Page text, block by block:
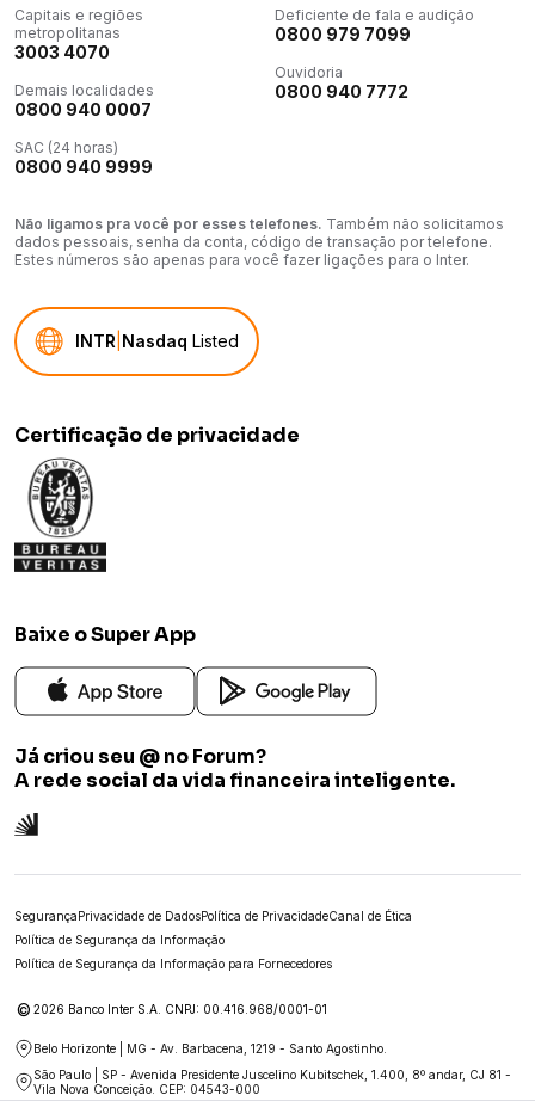
Capitais e regiões
metropolitanas
3003 4070
Demais localidades
0800 940 0007
SAC (24 horas)
0800 940 9999
Deficiente de fala e audição
0800 979 7099
Ouvidoria
0800 940 7772
Não ligamos pra você por esses telefones. Também não solicitamos
dados pessoais, senha da conta, código de transação por telefone.
Estes números são apenas para você fazer ligações para o Inter.
INTR Nasdaq Listed
Certificação de privacidade
Baixe o Super App
Já criou seu @ no Forum?
A rede social da vida financeira inteligente.
SegurançaPrivacidade de DadosPolítica de PrivacidadeCanal de Ética
Política de Segurança da Informação
Política de Segurança da Informação para Fornecedores
© 2026 Banco Inter S.A. CNPJ: 00.416.968/0001-01
Belo Horizonte | MG - Av. Barbacena, 1219 - Santo Agostinho.
São Paulo | SP - Avenida Presidente Juscelino Kubitschek, 1.400, 8º andar, CJ 81 -
Vila Nova Conceição. CEP: 04543-000